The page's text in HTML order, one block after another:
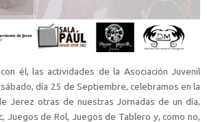
él, las actividades de la Asociación Juvenil
día 25 de Septiembre, celebramos en la
Jerez otras de nuestras Jornadas de un día,
Juegos de Rol, Juegos de Tablero y, como no,